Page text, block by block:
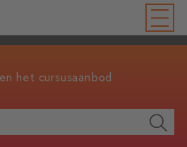
het cursusaanbod